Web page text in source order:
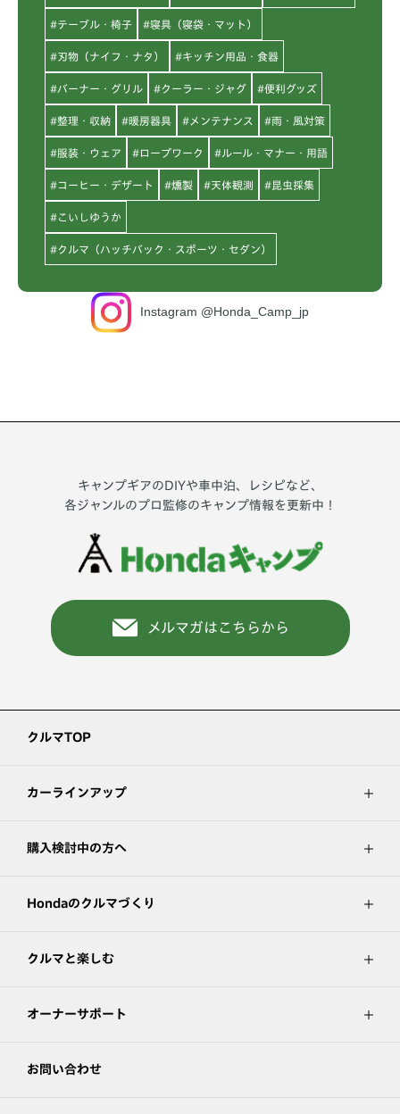
#テーブル・椅子 #寝具（寝袋・マット）
#刃物（ナイフ・ナタ） #キッチン用品・食器
#バーナー・グリル #クーラー・ジャグ #便利グッズ
#整理・収納 #暖房器具 #メンテナンス #雨・風対策
#服装・ウェア #ロープワーク #ルール・マナー・用語
#コーヒー・デザート #燻製 #天体観測 #昆虫採集
#こいしゆうか
#クルマ（ハッチバック・スポーツ・セダン）
Instagram @Honda_Camp_jp
キャンプギアのDIYや車中泊、レシピなど、
各ジャンルのプロ監修のキャンプ情報を更新中！
メルマガはこちらから
クルマTOP
カーラインアップ
購入検討中の方へ
Hondaのクルマづくり
クルマと楽しむ
オーナーサポート
お問い合わせ